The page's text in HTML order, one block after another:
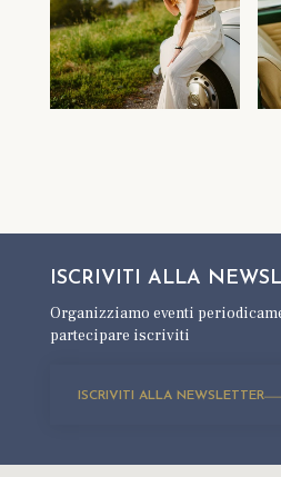
ISCRIVITI ALLA
Organizziamo eventi
partecipare iscriviti
ISCRIVITI ALLA NEWSLETTER